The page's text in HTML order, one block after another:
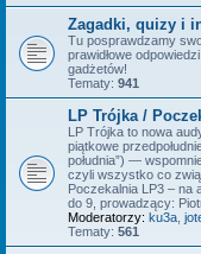
Zagadki, quizy i
Tu posprawdzamy
prawidłowe
gadżetów!
Tematy: 941
LP Trójka /
LP Trójka to nowa
piątkowe
południa”) —
czyli wszystko co
Poczekalnia LP3 – na
do 9, prowadzący:
Moderatorzy: ku3a
Tematy: 561